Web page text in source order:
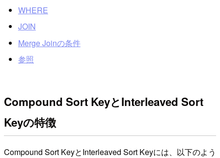
WHERE
JOIN
Merge Joinの条件
参照
Compound Sort KeyとInterleaved Sort
Keyの特徴
Compound Sort KeyとInterleaved Sort Keyには、以下のよう